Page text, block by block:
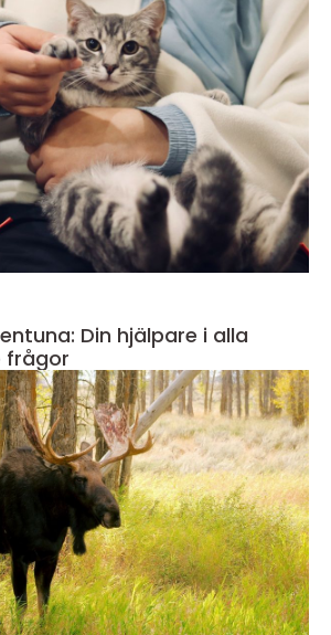
Din hjälpare i alla
frågor